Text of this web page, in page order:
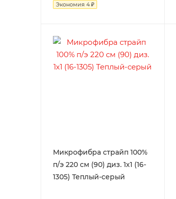
Экономия 4 ₽
Микрофибра страйп 100%
п/э 220 см (90) диз. 1х1 (16-
1305) Теплый-серый